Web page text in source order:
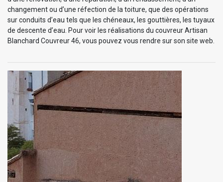
changement ou d’une réfection de la toiture, que des opérations
sur conduits d’eau tels que les chéneaux, les gouttières, les tuyaux
de descente d’eau. Pour voir les réalisations du couvreur Artisan
Blanchard Couvreur 46, vous pouvez vous rendre sur son site web.